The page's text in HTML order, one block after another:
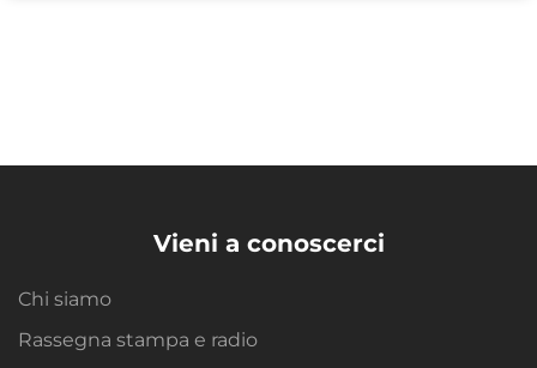
Vieni a conoscerci
Chi siamo
Rassegna stampa e radio